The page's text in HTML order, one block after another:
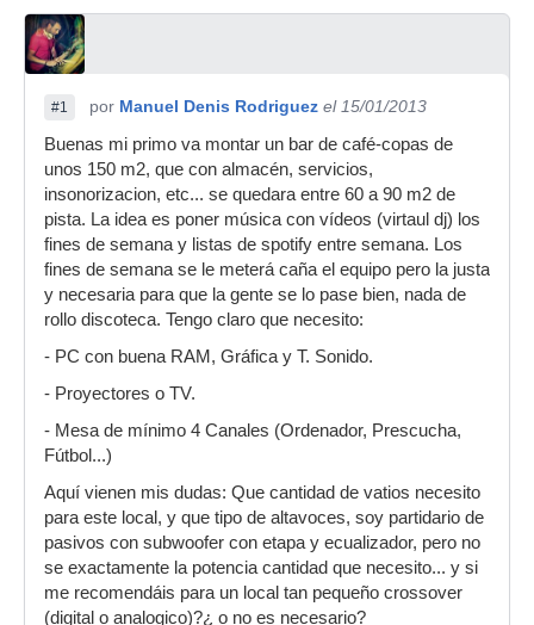
#1 por Manuel Denis Rodriguez el 15/01/2013
Buenas mi primo va montar un bar de café-copas de
unos 150 m2, que con almacén, servicios,
insonorizacion, etc... se quedara entre 60 a 90 m2 de
pista. La idea es poner música con vídeos (virtaul dj) los
fines de semana y listas de spotify entre semana. Los
fines de semana se le meterá caña el equipo pero la justa
y necesaria para que la gente se lo pase bien, nada de
rollo discoteca. Tengo claro que necesito:
- PC con buena RAM, Gráfica y T. Sonido.
- Proyectores o TV.
- Mesa de mínimo 4 Canales (Ordenador, Prescucha,
Fútbol...)
Aquí vienen mis dudas: Que cantidad de vatios necesito
para este local, y que tipo de altavoces, soy partidario de
pasivos con subwoofer con etapa y ecualizador, pero no
se exactamente la potencia cantidad que necesito... y si
me recomendáis para un local tan pequeño crossover
(digital o analogico)?¿ o no es necesario?